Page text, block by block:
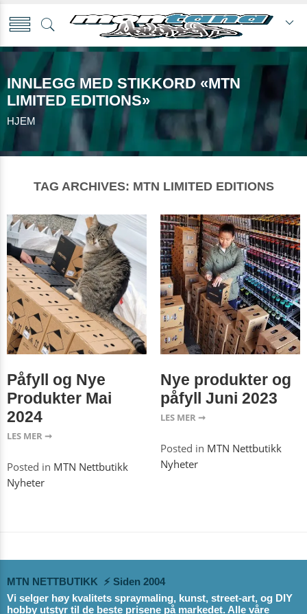
INNLEGG MED STIKKORD «MTN
LIMITED EDITIONS»
HJEM
TAG ARCHIVES: MTN LIMITED EDITIONS
Påfyll og Nye
Produkter Mai
2024
LES MER ➞
Posted in MTN Nettbutikk
Nyheter
Nye produkter og
påfyll Juni 2023
LES MER ➞
Posted in MTN Nettbutikk
Nyheter
MTN NETTBUTIKK ⚡ Siden 2004
Vi selger høy kvalitets spraymaling, kunst, street-art, og DIY
hobby utstyr til de beste prisene på markedet. Alle våre